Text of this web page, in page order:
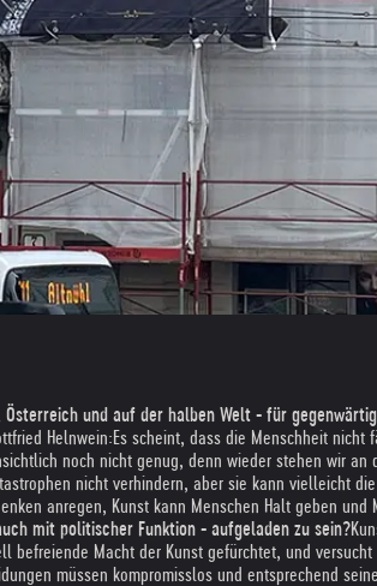
und auf der halben Welt - für
Helnwein:Es scheint, dass die Menschheit nicht
noch nicht genug, denn wieder stehen wir
nicht verhindern, aber sie kann vielleicht
anregen, Kunst kann Menschen Halt geben
mit politischer Funktion - aufgeladen zu sein?
befreiende Macht der Kunst gefürchtet, und
müssen kompromisslos und entsprechend